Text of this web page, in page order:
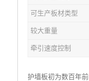
可生产板材类型
较大重量
牵引速度控制
护墙板初为数百年